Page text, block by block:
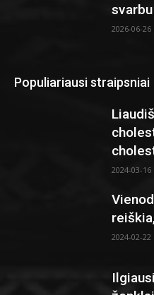
2026-06-26
Populiariausi straipsniai
2024-03-16
2024-02-22